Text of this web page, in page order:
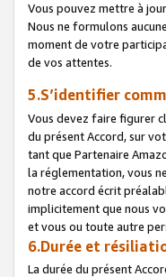
Vous pouvez mettre à
Nous ne formulons
moment de votre
de vos attentes.
5.S’identifier
Vous devez faire figurer
du présent Accord, sur
tant que Partenaire
la réglementation, vous
notre accord écrit
implicitement que nous
et vous ou toute autre
6.Durée et
La durée du présent